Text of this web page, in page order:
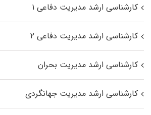
کارشناسی ارشد مدیریت دفاعی ۱
کارشناسی ارشد مدیریت دفاعی ۲
کارشناسی ارشد مدیریت بحران
کارشناسی ارشد مدیریت جهانگردی